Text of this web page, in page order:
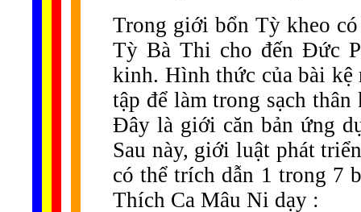
Trong giới bổn Tỳ kheo
Tỳ Bà Thi cho đến Đức
kinh. Hình thức của bài kệ
tập để làm trong sạch
Đây là giới căn bản ứng
Sau này, giới luật phát
có thể trích dẫn 1 trong 7
Thích Ca Mâu Ni dạy :